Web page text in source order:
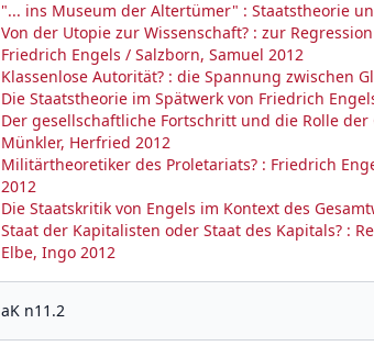
"... ins Museum der Altertümer" : Staatstheorie
Von der Utopie zur Wissenschaft? : zur
Friedrich Engels / Salzborn, Samuel 2012
Klassenlose Autorität? : die Spannung zwischen
Die Staatstheorie im Spätwerk von Friedrich
Der gesellschaftliche Fortschritt und die Rolle
Münkler, Herfried 2012
Militärtheoretiker des Proletariats? : Friedrich
2012
Die Staatskritik von Engels im Kontext des
Staat der Kapitalisten oder Staat des Kapitals? :
Elbe, Ingo 2012
aK n11.2